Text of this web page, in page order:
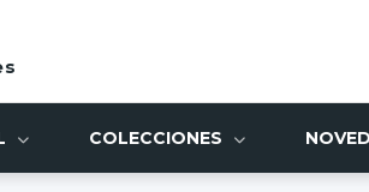
COLECCIONES